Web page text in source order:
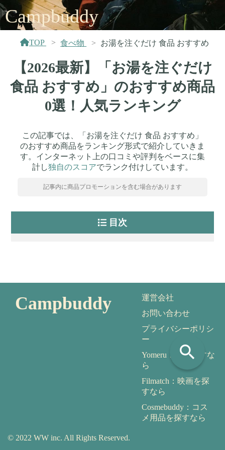
Campbuddy
TOP 食べ物 お湯を注ぐだけ 食品 おすすめ
【2026最新】「お湯を注ぐだけ
食品 おすすめ」のおすすめ商品
0選！人気ランキング
この記事では、「お湯を注ぐだけ 食品 おすすめ」
のおすすめ商品をランキング形式で紹介していきま
す。インターネット上の口コミや評判をベースに集
計し独自のスコアでランク付けしています。
記事内に商品プロモーションを含む場合があります
目次
search
Campbuddy
運営会社
お問い合わせ
プライバシーポリシ
ー
Yomeru：本を探すな
ら
Filmatch：映画を探
すなら
Cosmebuddy：コス
メ用品を探すなら
© 2022 WW inc. All Rights Reserved.